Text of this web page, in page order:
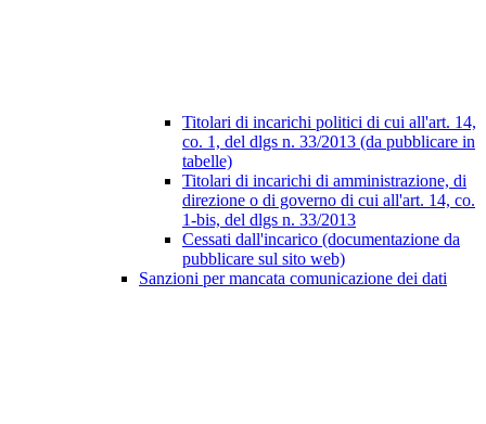
Titolari di incarichi politici di cui all'art. 14,
co. 1, del dlgs n. 33/2013 (da pubblicare in
tabelle)
Titolari di incarichi di amministrazione, di
direzione o di governo di cui all'art. 14, co.
1-bis, del dlgs n. 33/2013
Cessati dall'incarico (documentazione da
pubblicare sul sito web)
Sanzioni per mancata comunicazione dei dati